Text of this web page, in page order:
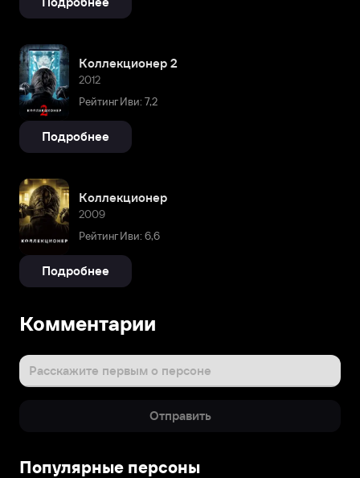
Коллекционер 2
2012
Рейтинг Иви: 7,2
Подробнее
Коллекционер
2009
Рейтинг Иви: 6,6
Подробнее
Комментарии
Расскажите первым о персоне
Отправить
Популярные персоны